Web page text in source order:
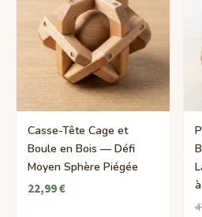
Casse-Tête Cage et
Boule en Bois — Défi
Moyen Sphère Piégée
22,99 €